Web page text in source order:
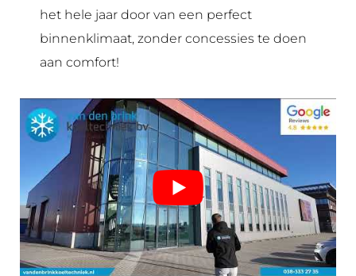
het hele jaar door van een perfect
binnenklimaat, zonder concessies te doen
aan comfort!